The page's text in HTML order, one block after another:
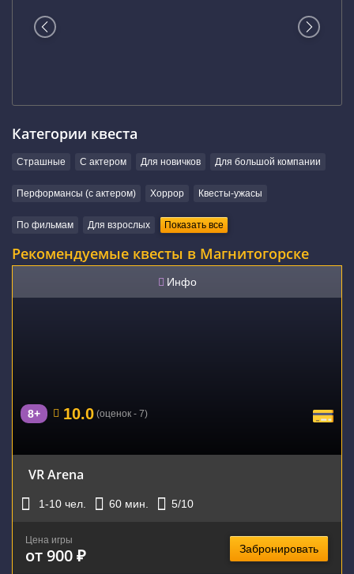
Категории квеста
Страшные С актером Для новичков Для большой компании
Перформансы (с актером) Хоррор Квесты-ужасы
По фильмам Для взрослых Показать все
Рекомендуемые квесты в Магнитогорске
Инфо
8+ 10.0 (оценок - 7)
VR Arena
1-10 чел. 60 мин. 5/10
Цена игры
от 900 ₽ Забронировать